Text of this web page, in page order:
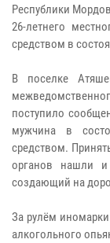
Республики
26-летнего
средством в
В поселке
поступило
мужчина в
средством.
органов нашли и
создающий на
За рулём
алкогольного